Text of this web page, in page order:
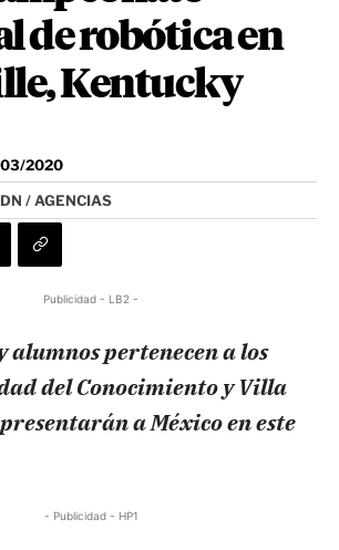
de robótica en
Kentucky
2020
/ AGENCIAS
Publicidad - LB2 -
alumnos pertenecen a los
del Conocimiento y Villa
a México en este
- Publicidad - HP1